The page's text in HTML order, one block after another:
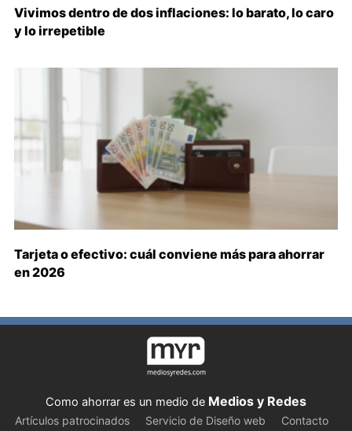
Vivimos dentro de dos inflaciones: lo barato, lo caro
y lo irrepetible
Tarjeta o efectivo: cuál conviene más para ahorrar
en 2026
Como ahorrar es un medio de Medios y Redes
Artículos patrocinados Servicio de Diseño web
Contacto